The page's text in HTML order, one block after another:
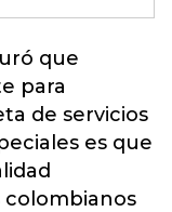
que
para
de servicios
es que